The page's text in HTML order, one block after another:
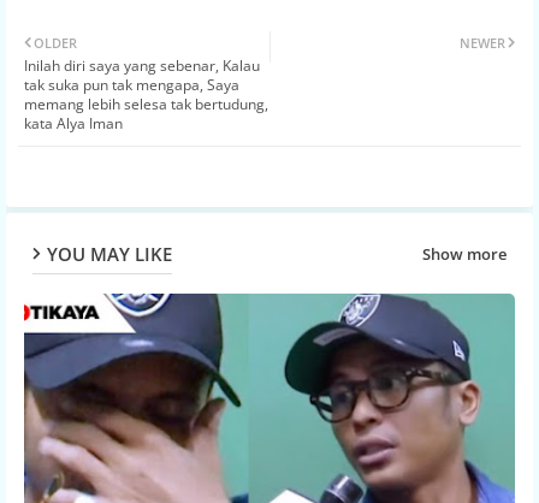
ter
NEWER
OLDER
Inilah diri saya yang sebenar, Kalau
tak suka pun tak mengapa, Saya
memang lebih selesa tak bertudung,
kata Alya Iman
YOU MAY LIKE Show more